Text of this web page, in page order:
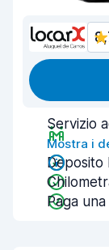
Servizio
Mostra i
Deposito
Paga